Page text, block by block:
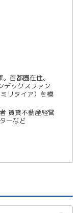
首都圏在住。
デックスファン
リタイア）を模
賃貸不動産経営
ーなど